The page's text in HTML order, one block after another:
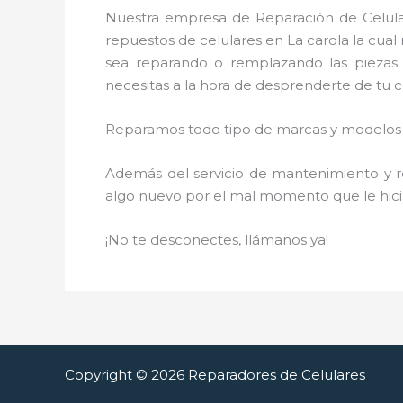
Nuestra empresa de Reparación de
repuestos de celulares en La carola la
sea reparando o remplazando las
necesitas a la hora de desprenderte de tu
Reparamos todo tipo de marcas y
Además del servicio de mantenimiento y
algo nuevo por el mal momento que le
¡No te desconectes, llámanos ya!
Copyright © 2026 Reparadores de Celulares